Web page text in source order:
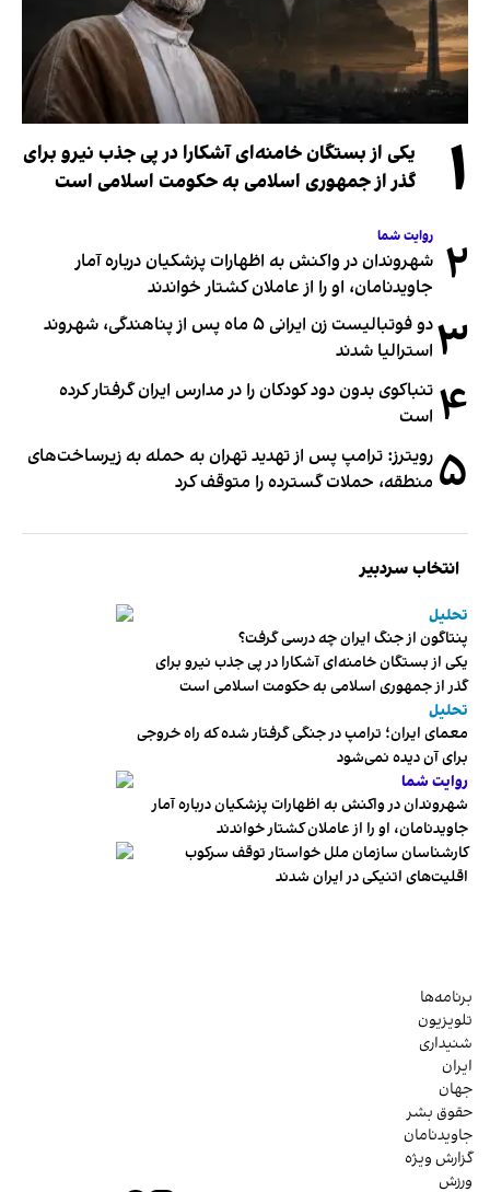
۱
یکی از بستگان خامنه‌ای آشکارا در پی جذب نیرو برای
گذر از جمهوری اسلامی به حکومت اسلامی است
۲ روایت شما
شهروندان در واکنش به اظهارات پزشکیان درباره آمار
جاویدنامان، او را از عاملان کشتار خواندند
۳
دو فوتبالیست زن ایرانی ۵ ماه پس از پناهندگی، شهروند
استرالیا شدند
۴ تنباکوی بدون دود کودکان را در مدارس ایران گرفتار کرده
است
۵ رویترز: ترامپ پس از تهدید تهران به حمله به زیرساخت‌های
منطقه، حملات گسترده را متوقف کرد
انتخاب سردبیر
تحلیل
پنتاگون از جنگ ایران چه درسی گرفت؟
یکی از بستگان خامنه‌ای آشکارا در پی جذب نیرو برای
گذر از جمهوری اسلامی به حکومت اسلامی است
تحلیل
معمای ایران؛ ترامپ در جنگی گرفتار شده که راه خروجی
برای آن دیده نمی‌شود
روایت شما
شهروندان در واکنش به اظهارات پزشکیان درباره آمار
جاویدنامان، او را از عاملان کشتار خواندند
کارشناسان سازمان ملل خواستار توقف سرکوب
اقلیت‌های اتنیکی در ایران شدند
برنامه‌ها
تلویزیون
شنیداری
ایران
جهان
حقوق بشر
جاویدنامان
گزارش ویژه
ورزش